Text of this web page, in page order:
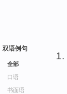
双语例句
全部
口语
书面语